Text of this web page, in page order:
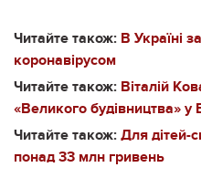
Читайте також: В Україні
коронавірусом
Читайте також: Віталій
«Великого будівництва»
Читайте також: Для дітей-
понад 33 млн гривень